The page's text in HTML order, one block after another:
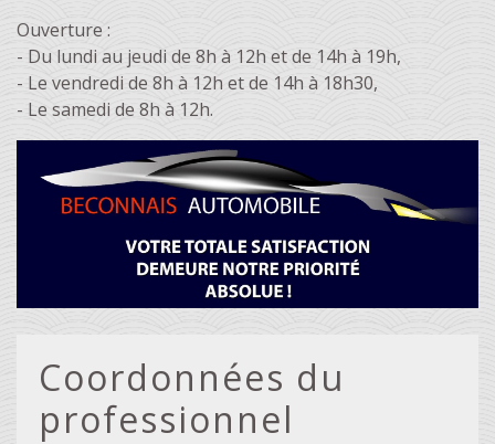
Ouverture :
- Du lundi au jeudi de 8h à 12h et de 14h à 19h,
- Le vendredi de 8h à 12h et de 14h à 18h30,
- Le samedi de 8h à 12h.
Coordonnées du
professionnel